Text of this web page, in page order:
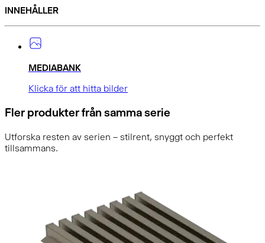
INNEHÅLLER
MEDIABANK
Klicka för att hitta bilder
Fler produkter från samma serie
Utforska resten av serien – stilrent, snyggt och perfekt
tillsammans.